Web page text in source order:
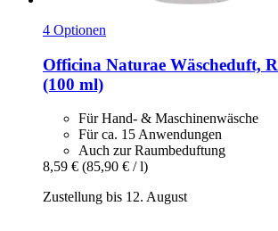
4 Optionen
Officina Naturae Wäscheduft,
(100 ml)
Für Hand- & Maschinenwäsche
Für ca. 15 Anwendungen
Auch zur Raumbeduftung
8,59 € (85,90 € / l)
Zustellung bis 12. August